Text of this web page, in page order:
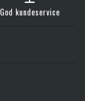
God kundeservice